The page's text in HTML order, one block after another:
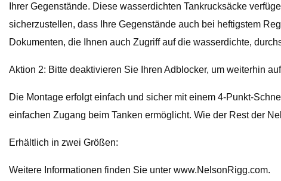
Ihrer Gegenstände. Diese wasserdichten Tankrucksäcke
sicherzustellen, dass Ihre Gegenstände auch bei heftigstem
Dokumenten, die Ihnen auch Zugriff auf die wasserdichte,
Aktion 2: Bitte deaktivieren Sie Ihren Adblocker, um weiterhin
Die Montage erfolgt einfach und sicher mit einem 4-Punkt-
einfachen Zugang beim Tanken ermöglicht. Wie der Rest der
Erhältlich in zwei Größen:
Weitere Informationen finden Sie unter www.NelsonRigg.com.